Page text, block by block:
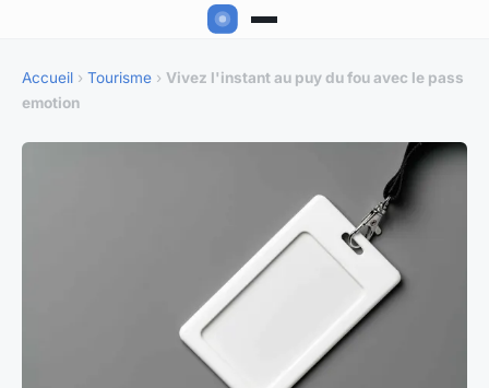
Accueil › Tourisme › Vivez l'instant au puy du fou avec le pass
emotion